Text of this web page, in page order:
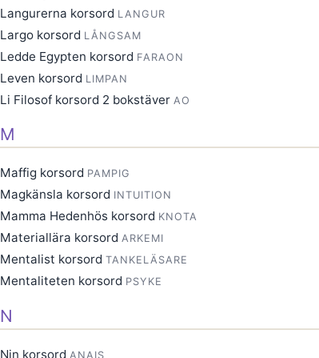
Langurerna korsord LANGUR
Largo korsord LÅNGSAM
Ledde Egypten korsord FARAON
Leven korsord LIMPAN
Li Filosof korsord 2 bokstäver AO
M
Maffig korsord PAMPIG
Magkänsla korsord INTUITION
Mamma Hedenhös korsord KNOTA
Materiallära korsord ARKEMI
Mentalist korsord TANKELÄSARE
Mentaliteten korsord PSYKE
N
Nin korsord ANAIS